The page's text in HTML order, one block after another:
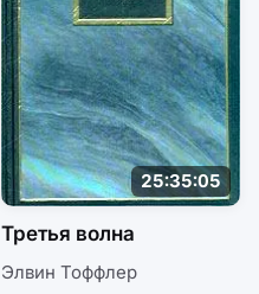
25:35:05
Третья волна
Элвин Тоффлер